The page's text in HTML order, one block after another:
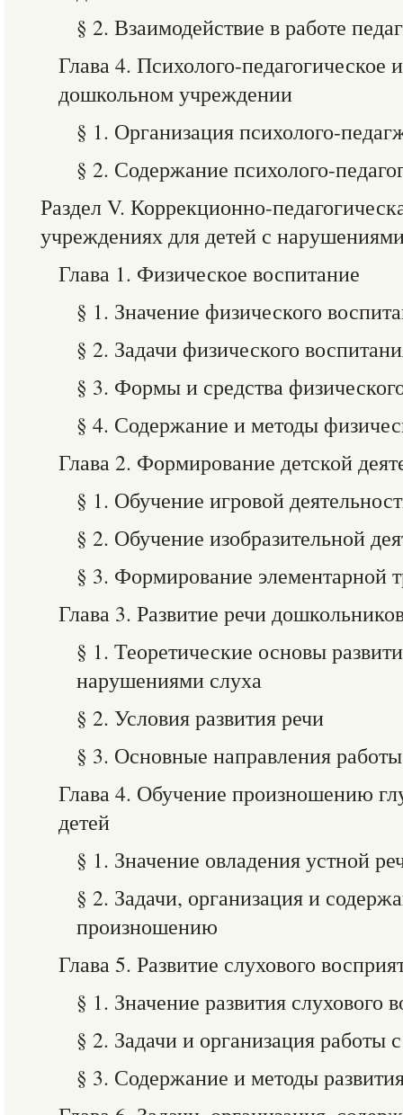
§ 2. Взаимодействие в работе
Глава 4. Психолого-педагогическое
дошкольном учреждении
§ 1. Организация психолого-
§ 2. Содержание психолого-
Раздел V. Коррекционно-
учреждениях для детей с
Глава 1. Физическое воспитание
§ 1. Значение физического
§ 2. Задачи физического
§ 3. Формы и средства
§ 4. Содержание и методы
Глава 2. Формирование детской
§ 1. Обучение игровой
§ 2. Обучение изобразительной
§ 3. Формирование элементарной
Глава 3. Развитие речи
§ 1. Теоретические основы
нарушениями слуха
§ 2. Условия развития речи
§ 3. Основные направления
Глава 4. Обучение произношению
детей
§ 1. Значение овладения устной
§ 2. Задачи, организация и
произношению
Глава 5. Развитие слухового
§ 1. Значение развития слухового
§ 2. Задачи и организация работы
§ 3. Содержание и методы